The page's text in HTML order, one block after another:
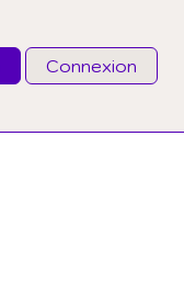
Connexion